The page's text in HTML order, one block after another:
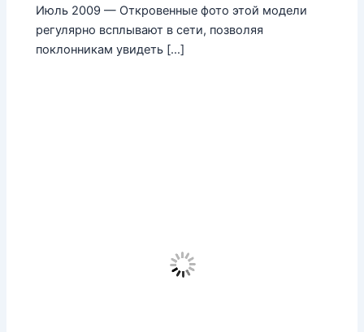
Июль 2009 — Откровенные фото этой модели
регулярно всплывают в сети, позволяя
поклонникам увидеть […]